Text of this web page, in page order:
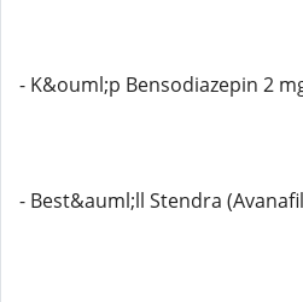
- K&ouml;p Bensodiazepin 2
- Best&auml;ll Stendra